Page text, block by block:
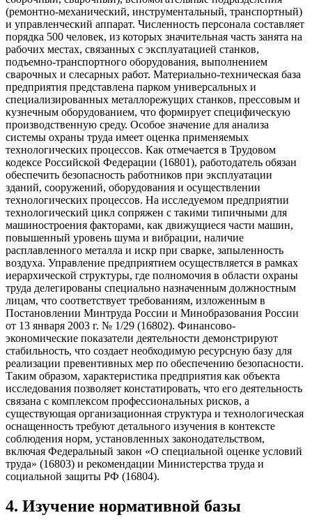
(ремонтно-механический, инструментальный, транспортный)
и управленческий аппарат. Численность персонала составляет
порядка 500 человек, из которых значительная часть занята на
рабочих местах, связанных с эксплуатацией станков,
подъемно-транспортного оборудования, выполнением
сварочных и слесарных работ. Материально-техническая база
предприятия представлена парком универсальных и
специализированных металлорежущих станков, прессовым и
кузнечным оборудованием, что формирует специфическую
производственную среду. Особое значение для анализа
системы охраны труда имеет оценка применяемых
технологических процессов. Как отмечается в Трудовом
кодексе Российской Федерации (16801), работодатель обязан
обеспечить безопасность работников при эксплуатации
зданий, сооружений, оборудования и осуществлении
технологических процессов. На исследуемом предприятии
технологический цикл сопряжен с такими типичными для
машиностроения факторами, как движущиеся части машин,
повышенный уровень шума и вибрации, наличие
расплавленного металла и искр при сварке, запыленность
воздуха. Управление предприятием осуществляется в рамках
иерархической структуры, где полномочия в области охраны
труда делегированы специально назначенным должностным
лицам, что соответствует требованиям, изложенным в
Постановлении Минтруда России и Минобразования России
от 13 января 2003 г. № 1/29 (16802). Финансово-
экономические показатели деятельности демонстрируют
стабильность, что создает необходимую ресурсную базу для
реализации превентивных мер по обеспечению безопасности.
Таким образом, характеристика предприятия как объекта
исследования позволяет констатировать, что его деятельность
связана с комплексом профессиональных рисков, а
существующая организационная структура и технологическая
оснащенность требуют детального изучения в контексте
соблюдения норм, установленных законодательством,
включая Федеральный закон «О специальной оценке условий
труда» (16803) и рекомендации Министерства труда и
социальной защиты РФ (16804).
4. Изучение нормативной базы